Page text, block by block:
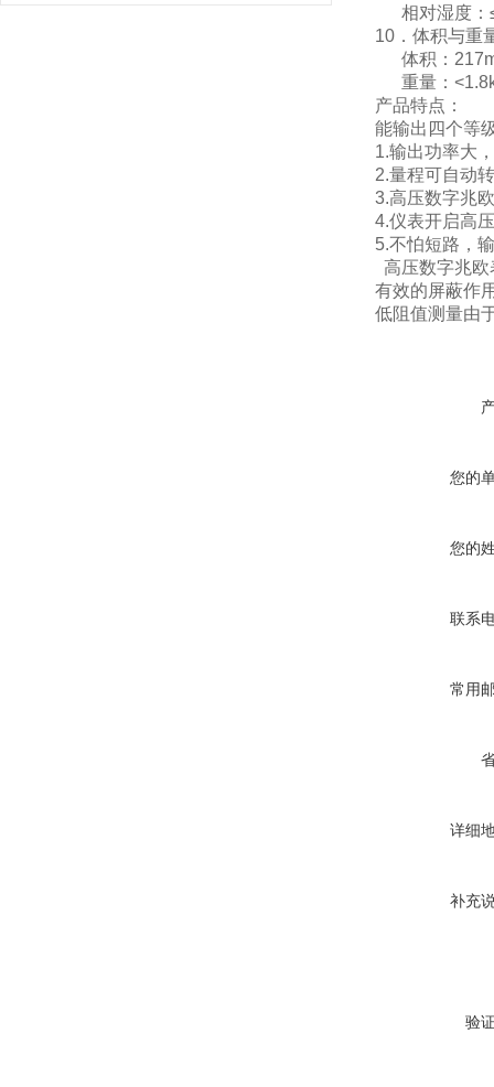
相对湿度：
10．体积与重
体积：
重量：
产品特点：
能输出四个等
1.输出功率大
2.量程可自动
3.高压数字兆
4.仪表开启高
5.不怕短路，
高压数字兆
有效的屏蔽作
低阻值测量由
您的
您的
联系
常用
详细
补充
验